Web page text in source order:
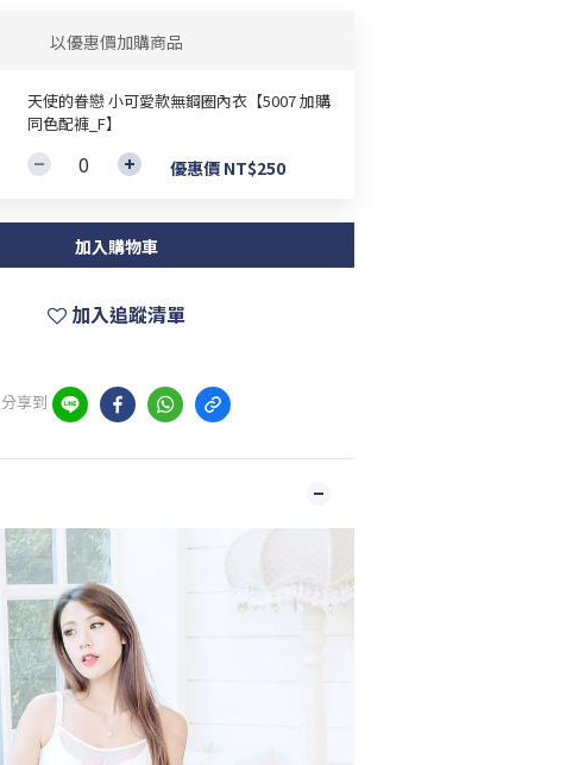
以優惠價加購商品
天使的眷戀 小可愛款無鋼圈內衣【5007 加購
同色配褲_F】
優惠價 NT$250
加入購物車
加入追蹤清單
分享到